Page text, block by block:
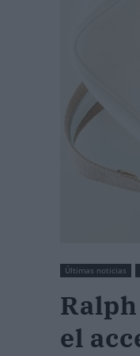
Últimas noticias
el